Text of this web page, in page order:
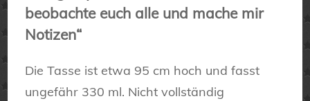
beobachte euch alle und mache mir
Notizen“
Die Tasse ist etwa 95 cm hoch und fasst
ungefähr 330 ml. Nicht vollständig